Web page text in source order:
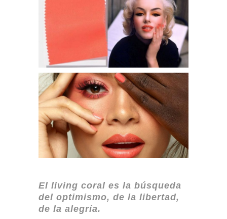
El living coral es la búsqueda
del optimismo, de la libertad,
de la alegría.